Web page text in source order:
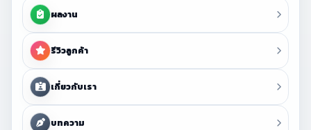
ผลงาน
รีวิวลูกค้า
เกี่ยวกับเรา
บทความ